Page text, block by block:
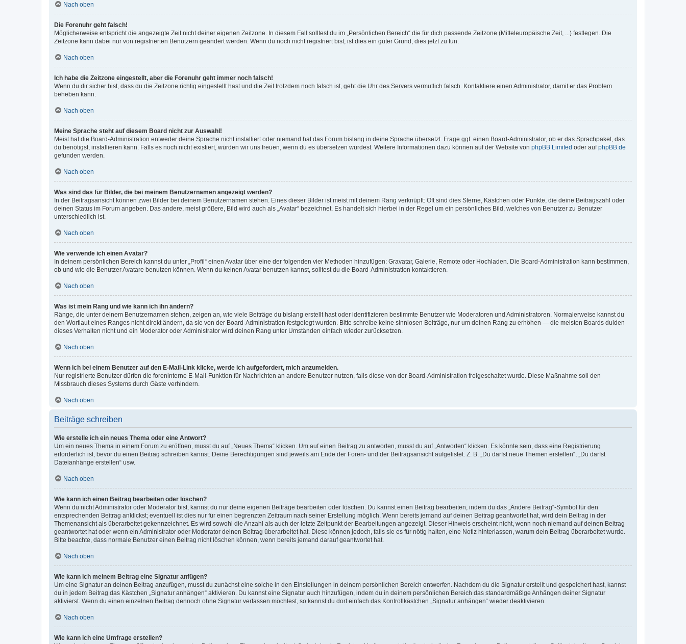
Nach oben
Die Forenuhr geht falsch!
Möglicherweise entspricht die angezeigte Zeit nicht deiner eigenen Zeitzone. In diesem Fall solltest du im „Persönlichen Bereich“ die für dich passende Zeitzone (Mitteleuropäische Zeit, ...) festlegen. Die
Zeitzone kann dabei nur von registrierten Benutzern geändert werden. Wenn du noch nicht registriert bist, ist dies ein guter Grund, dies jetzt zu tun.
Nach oben
Ich habe die Zeitzone eingestellt, aber die Forenuhr geht immer noch falsch!
Wenn du dir sicher bist, dass du die Zeitzone richtig eingestellt hast und die Zeit trotzdem noch falsch ist, geht die Uhr des Servers vermutlich falsch. Kontaktiere einen Administrator, damit er das Problem
beheben kann.
Nach oben
Meine Sprache steht auf diesem Board nicht zur Auswahl!
Meist hat die Board-Administration entweder deine Sprache nicht installiert oder niemand hat das Forum bislang in deine Sprache übersetzt. Frage ggf. einen Board-Administrator, ob er das Sprachpaket, das
du benötigst, installieren kann. Falls es noch nicht existiert, würden wir uns freuen, wenn du es übersetzen würdest. Weitere Informationen dazu können auf der Website von phpBB Limited oder aufphpBB.de
gefunden werden.
Nach oben
Was sind das für Bilder, die bei meinem Benutzernamen angezeigt werden?
In der Beitragsansicht können zwei Bilder bei deinem Benutzernamen stehen. Eines dieser Bilder ist meist mit deinem Rang verknüpft: Oft sind dies Sterne, Kästchen oder Punkte, die deine Beitragszahl oder
deinen Status im Forum angeben. Das andere, meist größere, Bild wird auch als „Avatar“ bezeichnet. Es handelt sich hierbei in der Regel um ein persönliches Bild, welches von Benutzer zu Benutzer
unterschiedlich ist.
Nach oben
Wie verwende ich einen Avatar?
In deinem persönlichen Bereich kannst du unter „Profil“ einen Avatar über eine der folgenden vier Methoden hinzufügen: Gravatar, Galerie, Remote oder Hochladen. Die Board-Administration kann bestimmen,
ob und wie die Benutzer Avatare benutzen können. Wenn du keinen Avatar benutzen kannst, solltest du die Board-Administration kontaktieren.
Nach oben
Was ist mein Rang und wie kann ich ihn ändern?
Ränge, die unter deinem Benutzernamen stehen, zeigen an, wie viele Beiträge du bislang erstellt hast oder identifizieren bestimmte Benutzer wie Moderatoren und Administratoren. Normalerweise kannst du
den Wortlaut eines Ranges nicht direkt ändern, da sie von der Board-Administration festgelegt wurden. Bitte schreibe keine sinnlosen Beiträge, nur um deinen Rang zu erhöhen — die meisten Boards dulden
dieses Verhalten nicht und ein Moderator oder Administrator wird deinen Rang unter Umständen einfach wieder zurücksetzen.
Nach oben
Wenn ich bei einem Benutzer auf den E-Mail-Link klicke, werde ich aufgefordert, mich anzumelden.
Nur registrierte Benutzer dürfen die foreninterne E-Mail-Funktion für Nachrichten an andere Benutzer nutzen, falls diese von der Board-Administration freigeschaltet wurde. Diese Maßnahme soll den
Missbrauch dieses Systems durch Gäste verhindern.
Nach oben
Beiträge schreiben
Wie erstelle ich ein neues Thema oder eine Antwort?
Um ein neues Thema in einem Forum zu eröffnen, musst du auf „Neues Thema“ klicken. Um auf einen Beitrag zu antworten, musst du auf „Antworten“ klicken. Es könnte sein, dass eine Registrierung
erforderlich ist, bevor du einen Beitrag schreiben kannst. Deine Berechtigungen sind jeweils am Ende der Foren- und der Beitragsansicht aufgelistet. Z. B. „Du darfst neue Themen erstellen“, „Du darfst
Dateianhänge erstellen“ usw.
Nach oben
Wie kann ich einen Beitrag bearbeiten oder löschen?
Wenn du nicht Administrator oder Moderator bist, kannst du nur deine eigenen Beiträge bearbeiten oder löschen. Du kannst einen Beitrag bearbeiten, indem du das „Ändere Beitrag“-Symbol für den
entsprechenden Beitrag anklickst; eventuell ist dies nur für einen begrenzten Zeitraum nach seiner Erstellung möglich. Wenn bereits jemand auf deinen Beitrag geantwortet hat, wird dein Beitrag in der
Themenansicht als überarbeitet gekennzeichnet. Es wird sowohl die Anzahl als auch der letzte Zeitpunkt der Bearbeitungen angezeigt. Dieser Hinweis erscheint nicht, wenn noch niemand auf deinen Beitrag
geantwortet hat oder wenn ein Administrator oder Moderator deinen Beitrag überarbeitet hat. Diese können jedoch, falls sie es für nötig halten, eine Notiz hinterlassen, warum dein Beitrag überarbeitet wurde.
Bitte beachte, dass normale Benutzer einen Beitrag nicht löschen können, wenn bereits jemand darauf geantwortet hat.
Nach oben
Wie kann ich meinem Beitrag eine Signatur anfügen?
Um eine Signatur an deinen Beitrag anzufügen, musst du zunächst eine solche in den Einstellungen in deinem persönlichen Bereich entwerfen. Nachdem du die Signatur erstellt und gespeichert hast, kannst
du in jedem Beitrag das Kästchen „Signatur anhängen“ aktivieren. Du kannst eine Signatur auch hinzufügen, indem du in deinem persönlichen Bereich das standardmäßige Anhängen deiner Signatur
aktivierst. Wenn du einen einzelnen Beitrag dennoch ohne Signatur verfassen möchtest, so kannst du dort einfach das Kontrollkästchen „Signatur anhängen“ wieder deaktivieren.
Nach oben
Wie kann ich eine Umfrage erstellen?